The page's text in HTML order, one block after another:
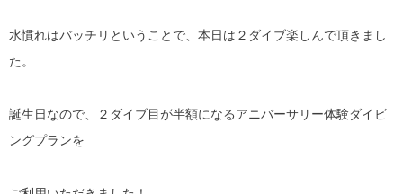
水慣れはバッチリということで、本日は２ダイブ楽しんで頂きまし
た。
誕生日なので、２ダイブ目が半額になるアニバーサリー体験ダイビ
ングプランを